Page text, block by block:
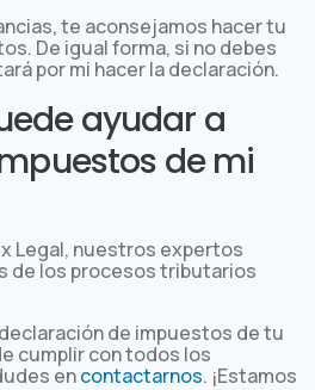
te aconsejamos hacer tu
De igual forma, si no debes
por mi hacer la declaración.
ayudar a
de mi
Legal, nuestros expertos
de los procesos tributarios
de impuestos de tu
cumplir con todos los
encontactarnos. ¡Estamos